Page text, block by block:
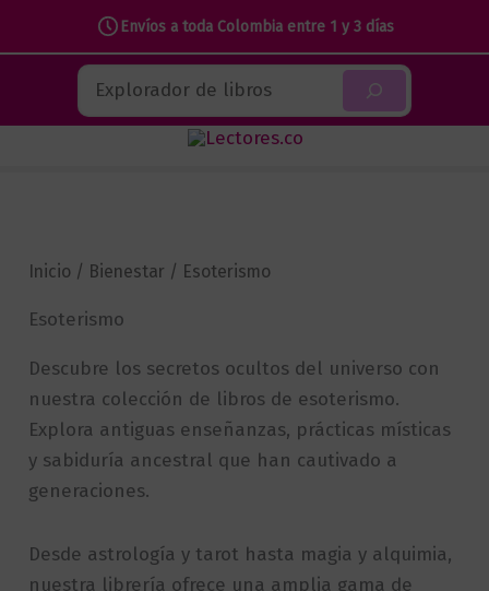
Envíos a toda Colombia entre 1 y 3 días
contenido
Buscar
Inicio / Bienestar / Esoterismo
Esoterismo
Descubre los secretos ocultos del universo con
nuestra colección de libros de esoterismo.
Explora antiguas enseñanzas, prácticas místicas
y sabiduría ancestral que han cautivado a
generaciones.
Desde astrología y tarot hasta magia y alquimia,
nuestra librería ofrece una amplia gama de